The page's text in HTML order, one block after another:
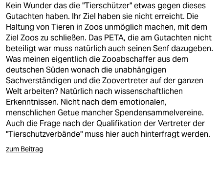
Kein Wunder das die "Tierschützer" etwas gegen dieses
Gutachten haben. Ihr Ziel haben sie nicht erreicht. Die
Haltung von Tieren in Zoos unmöglich machen, mit dem
Ziel Zoos zu schließen. Das PETA, die am Gutachten nicht
beteiligt war muss natürlich auch seinen Senf dazugeben.
Was meinen eigentlich die Zooabschaffer aus dem
deutschen Süden wonach die unabhängigen
Sachverständigen und die Zoovertreter auf der ganzen
Welt arbeiten? Natürlich nach wissenschaftlichen
Erkenntnissen. Nicht nach dem emotionalen,
menschlichen Getue mancher Spendensammelvereine.
Auch die Frage nach der Qualifikation der Vertreter der
"Tierschutzverbände" muss hier auch hinterfragt werden.
zum Beitrag